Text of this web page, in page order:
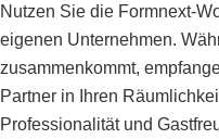
Nutzen Sie die Formnext-
eigenen Unternehmen.
zusammenkommt,
Partner in Ihren
Professionalität und